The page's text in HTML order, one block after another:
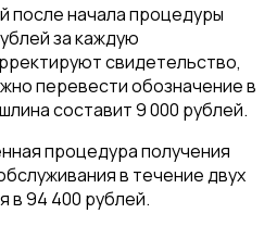
после начала процедуры
за каждую
свидетельство,
перевести обозначение в
составит 9 000 рублей.
процедура получения
в течение двух
в 94 400 рублей.